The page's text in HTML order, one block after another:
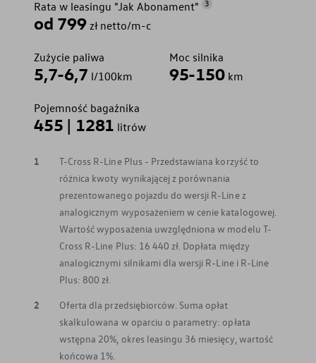
Rata w leasingu "Jak Abonament" 3
od 799 zł netto/m-c
Zużycie paliwa
5,7-6,7 l/100km
Moc silnika
95-150 km
Pojemność bagażnika
455 | 1281 litrów
1
T-Cross R-Line Plus - Przedstawiana korzyść to
różnica kwoty wynikającej z porównania
prezentowanego pojazdu do wersji R-Line z
analogicznym wyposażeniem w cenie katalogowej.
Wartość wyposażenia uwzględniona w modelu T-
Cross R-Line Plus: 16 440 zł. Dopłata między
analogicznymi silnikami dla wersji R-Line i R-Line
Plus: 800 zł.
2
Oferta dla przedsiębiorców. Suma opłat
skalkulowana w oparciu o parametry: opłata
wstępna 20%, okres leasingu 36 miesięcy, wartość
końcowa 1%.